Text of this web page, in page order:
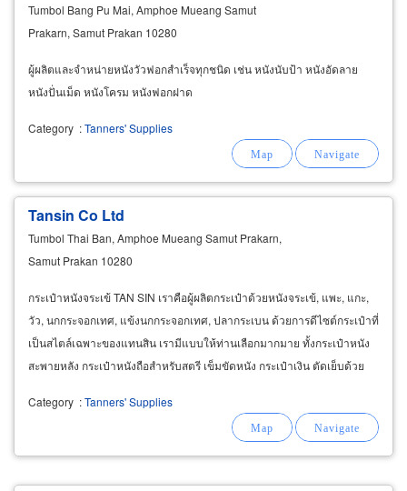
Tumbol Bang Pu Mai, Amphoe Mueang Samut
Prakarn, Samut Prakan 10280
ผู้ผลิตและจำหน่ายหนังวัวฟอกสำเร็จทุกชนิด เช่น หนังนับป้า หนังอัดลาย
หนังปั่นเม็ด หนังโครม หนังฟอกฝาด
Category :Tanners' Supplies
Tansin Co Ltd
Tumbol Thai Ban, Amphoe Mueang Samut Prakarn,
Samut Prakan 10280
กระเป๋าหนังจระเข้ TAN SIN เราคือผู้ผลิตกระเป๋าด้วยหนังจระเข้, แพะ, แกะ,
วัว, นกกระจอกเทศ, แข้งนกกระจอกเทศ, ปลากระเบน ด้วยการดีไซต์กระเป๋าที่
เป็นสไตล์เฉพาะของแทนสิน เรามีแบบให้ท่านเลือกมากมาย ทั้งกระเป๋าหนัง
สะพายหลัง กระเป๋าหนังถือสำหรับสตรี เข็มขัดหนัง กระเป๋าเงิน ตัดเย็บด้วย
Category :Tanners' Supplies